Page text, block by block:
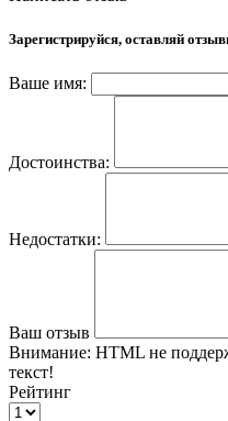
Зарегистрируйся, оставляй
Ваше имя:
Достоинства:
Недостатки:
Ваш отзыв
Внимание: HTML не
текст!
Рейтинг